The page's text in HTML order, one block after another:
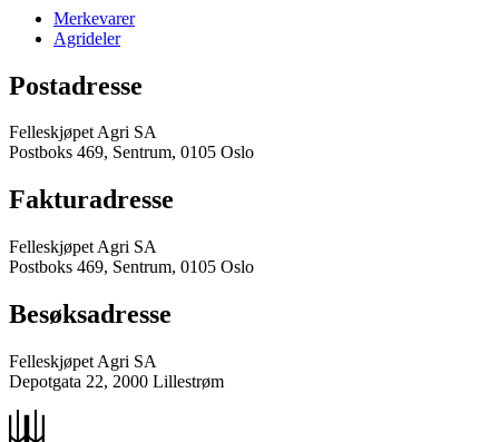
Merkevarer
Agrideler
Postadresse
Felleskjøpet Agri SA
Postboks 469, Sentrum, 0105 Oslo
Fakturadresse
Felleskjøpet Agri SA
Postboks 469, Sentrum, 0105 Oslo
Besøksadresse
Felleskjøpet Agri SA
Depotgata 22, 2000 Lillestrøm